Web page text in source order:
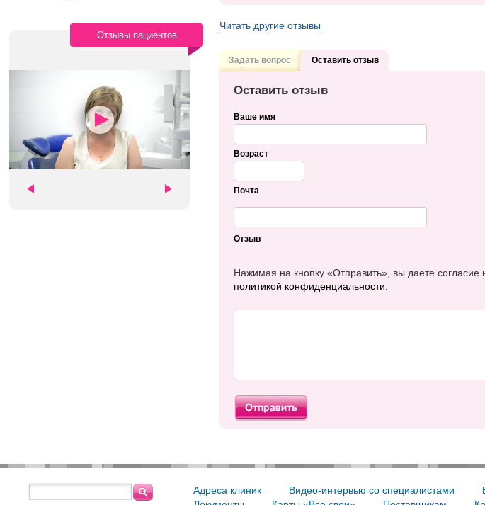
Отзывы пациентов
Читать другие отзывы
Задать вопрос Оставить отзыв
Оставить отзыв
Ваше имя
Возраст
Почта
Отзыв
Нажимая на кнопку «Отправить», вы даете
политикой конфиденциальности.
Адреса клиник Видео-интервью со специалистами